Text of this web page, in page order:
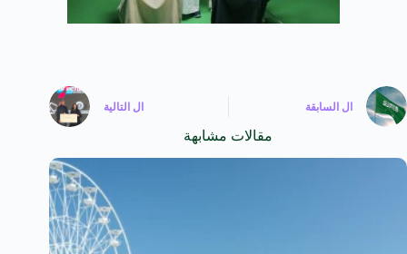
ال السابقة ال التالية
مقالات مشابهة